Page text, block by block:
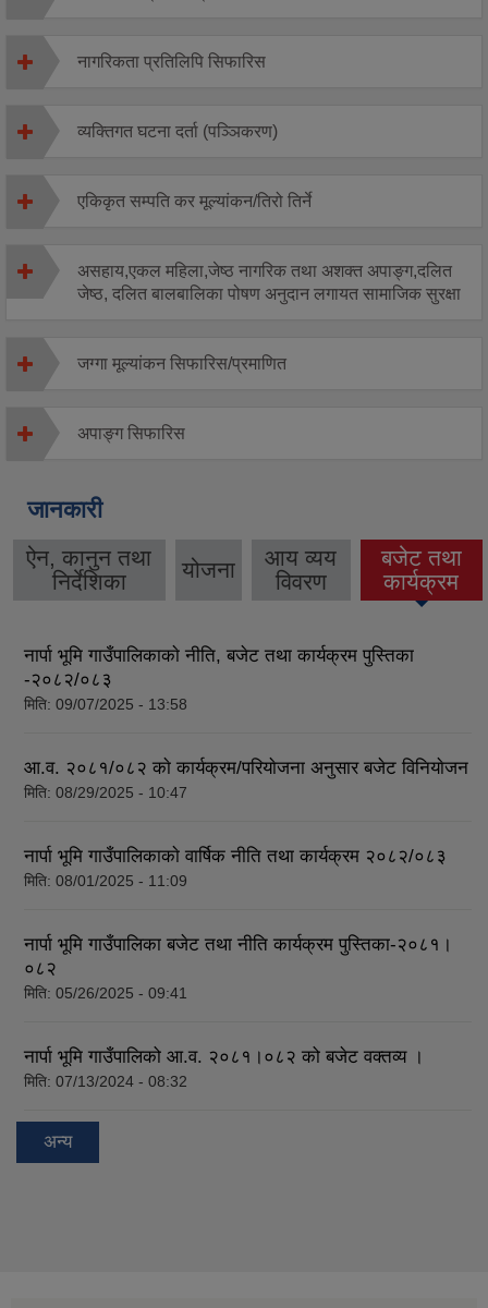
नागरिकता प्रतिलिपि सिफारिस
व्यक्तिगत घटना दर्ता (पञ्ञिकरण)
एकिकृत सम्पति कर मूल्यांकन/तिरो तिर्ने
असहाय,एकल महिला,जेष्ठ नागरिक तथा अशक्त अपाङ्ग,दलित
जेष्ठ, दलित बालबालिका पोषण अनुदान लगायत सामाजिक सुरक्षा
जग्गा मूल्यांकन सिफारिस/प्रमाणित
अपाङ्ग सिफारिस
जानकारी
ऐन, कानुन तथा
निर्देशिका
योजना
आय व्यय
विवरण
बजेट तथा
कार्यक्रम
(active tab)
नार्पा भूमि गाउँपालिकाकाे नीति, बजेट तथा कार्यक्रम पुस्तिका
-२०८२/०८३
मिति: 09/07/2025 - 13:58
आ.व. २०८१/०८२ काे कार्यक्रम/परियाेजना अनुसार बजेट विनियाेजन
मिति: 08/29/2025 - 10:47
नार्पा भूमि गाउँपालिकाकाे वार्षिक नीति तथा कार्यक्रम २०८२/०८३
मिति: 08/01/2025 - 11:09
नार्पा भूमि गाउँपालिका बजेट तथा नीति कार्यक्रम पुस्तिका-२०८१।
०८२
मिति: 05/26/2025 - 09:41
नार्पा भूमि गाउँपालिको आ.व. २०८१।०८२ को बजेट वक्तव्य ।
मिति: 07/13/2024 - 08:32
अन्य